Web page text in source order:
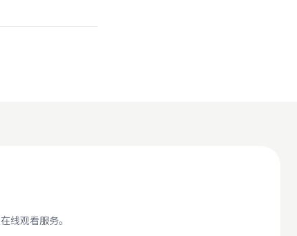
线观看服务。